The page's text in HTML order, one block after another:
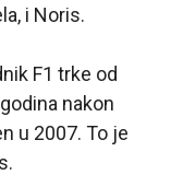
i Noris.
F1 trke od
nakon
u 2007. To je